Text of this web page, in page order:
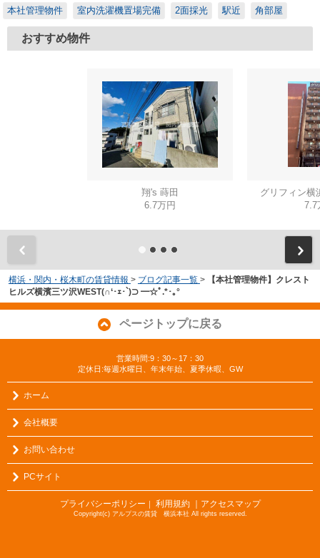
本社管理物件
室内洗濯機置場完備 2面採光 駅近 角部屋
おすすめ物件
翔's 蒔田
6.7万円
グリフィン横
7.7
横浜・関内・桜木町の賃貸情報 > ブログ記事一覧 >
【本社管理物件】クレスト
ヒルズ横濱三ツ沢WEST(∩‘･ｪ･`)⊃ ━☆ﾟ.*･｡°
ページトップに戻る
営業時間:9：30～17：30
定休日:毎週水曜日、年末年始、夏季休暇、GW
ホーム
会社概要
お問い合わせ
PCサイト
プライバシーポリシー ｜ 利用規約 ｜アクセスマップ
Copyright(c) アルプスの賃貸 横浜本社 All rights reserved.